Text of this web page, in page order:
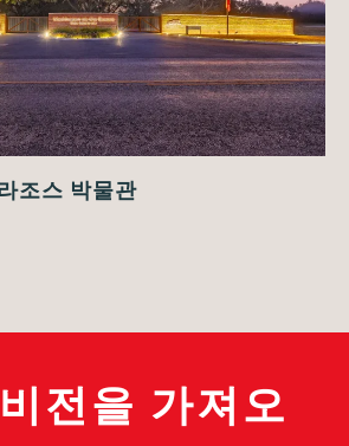
조스 박물관
전을 가져오